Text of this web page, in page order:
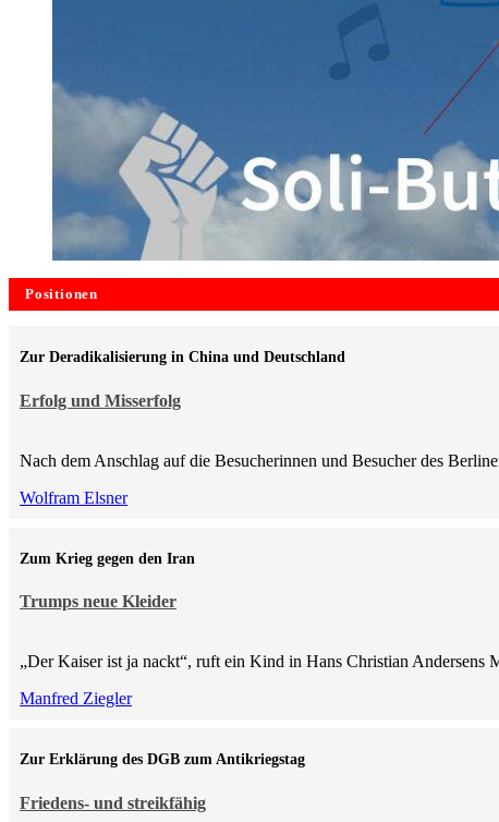
Positionen
Erfolg und Misserfolg
Zur Deradikalisierung in China und Deutschland
Nach dem Anschlag auf die Besucherinnen und Besucher des
Wolfram Elsner
Trumps neue Kleider
Zum Krieg gegen den Iran
„Der Kaiser ist ja nackt“, ruft ein Kind in Hans Christian Andersens
Manfred Ziegler
Friedens- und streikfähig
Zur Erklärung des DGB zum Antikriegstag